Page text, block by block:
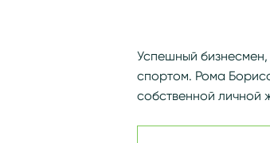
Успешный бизнесмен,
спортом. Рома
собственной личной